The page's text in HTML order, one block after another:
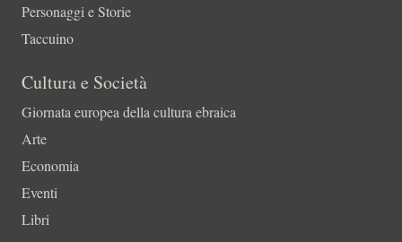
Personaggi e Storie
Taccuino
Cultura e Società
Giornata europea della cultura ebraica
Arte
Economia
Eventi
Libri